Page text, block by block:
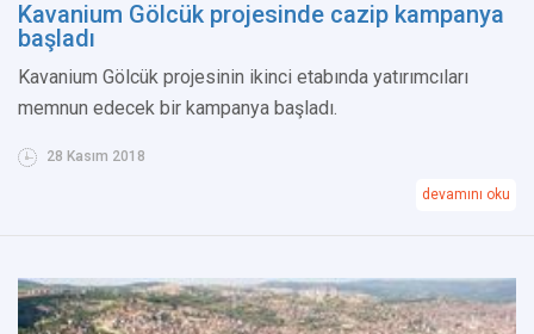
Kavanium Gölcük projesinde cazip kampanya
başladı
Kavanium Gölcük projesinin ikinci etabında yatırımcıları
memnun edecek bir kampanya başladı.
28 Kasım 2018
devamını oku